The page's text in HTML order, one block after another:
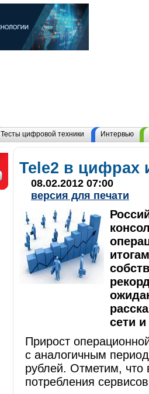
Тесты цифровой техники Интервью
Tele2 в цифрах
08.02.2012 07:00
версия для печати
сети
Прирост
с аналогичным
рублей. Отметим, что
потребления